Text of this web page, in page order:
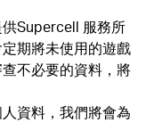
Supercell 服務所
期將未使用的遊戲
不必要的資料，將
資料，我們將會為